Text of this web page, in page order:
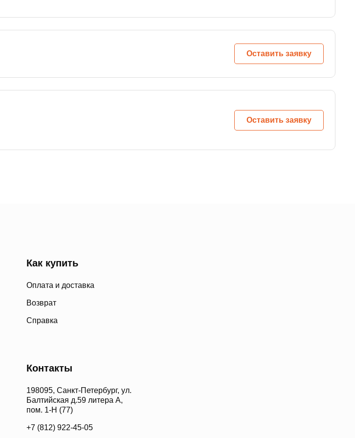
Оставить заявку
Оставить заявку
Как купить
Оплата и доставка
Возврат
Справка
Контакты
198095, Санкт-Петербург, ул.
Балтийская д.59 литера А,
пом. 1-Н (77)
+7 (812) 922-45-05